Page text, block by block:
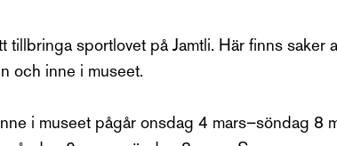
tillbringa sportlovet på Jamtli. Här finns saker
och inne i museet.
i museet pågår onsdag 4 mars–söndag 8